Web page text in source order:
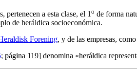
pertenecen a esta clase, el 1 o de forma
de heráldica socioeconómica.
Forening, y de las empresas,
; página 119] denomina «heráldica